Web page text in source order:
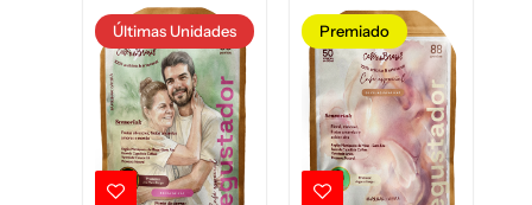
Últimas Unidades Premiado